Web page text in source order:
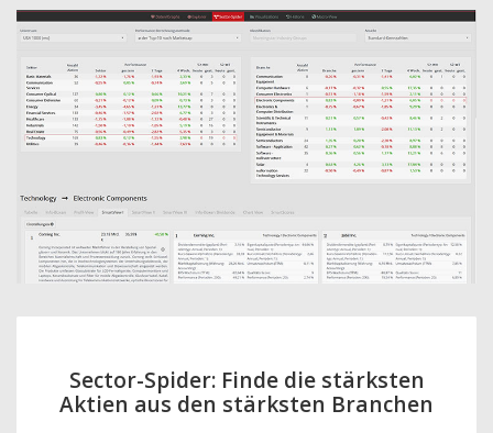
Sector-Spider: Finde die stärksten
Aktien aus den stärksten Branchen